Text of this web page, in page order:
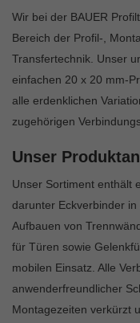
Wir bei der BAUER
Bereich der Profil-,
Transfertechnik. Unser
einfachen 20 x 20 mm-
alle erdenklichen
zugehörigen
Unser
Unser Sortiment enthält
darunter Eckverbinder
Aufbauen von
für Türen sowie
mobilen Einsatz. Alle
anwenderfreundlicher
Montagezeiten verkürzt